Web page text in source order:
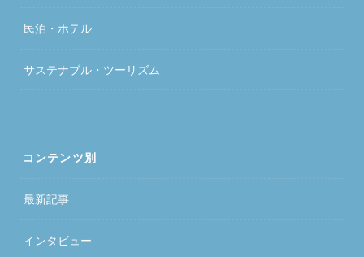
民泊・ホテル
サステナブル・ツーリズム
コンテンツ別
最新記事
インタビュー